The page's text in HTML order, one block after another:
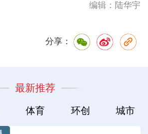
编辑：陆华宇
分享：
最新推荐
体育 环创 城市